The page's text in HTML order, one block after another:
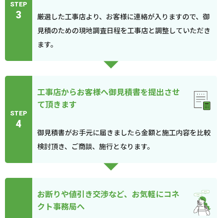
STEP
3
厳選した工事店より、お客様に連絡が入りますので、御
見積のための現地調査日程を工事店と調整していただき
ます。
STEP
4
工事店からお客様へ御見積書を提出させ
て頂きます
御見積書がお手元に届きましたら金額と施工内容を比較
検討頂き、ご商談、施行となります。
お断りや値引き交渉など、お気軽にコネ
クト事務局へ